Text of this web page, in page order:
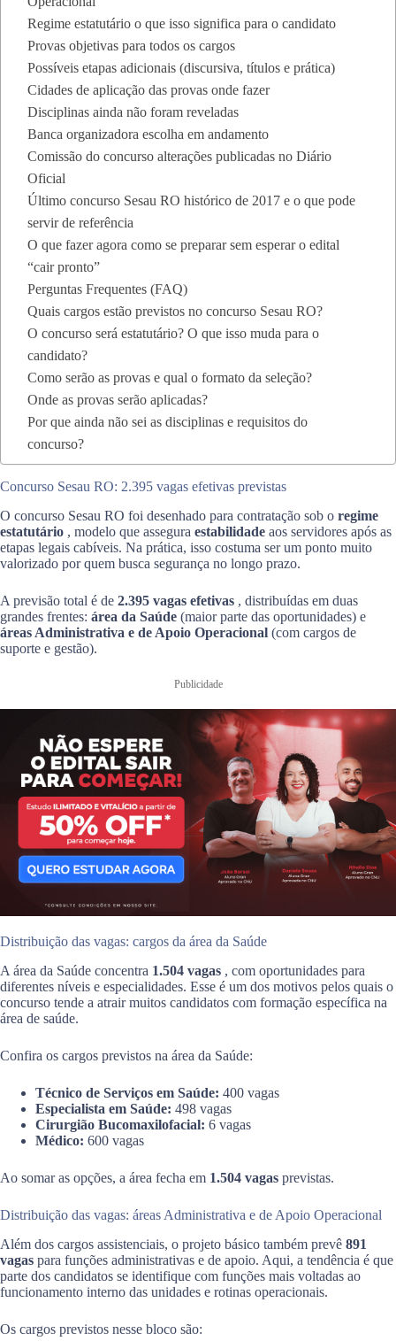
Regime estatutário o que isso significa para o candidato
Provas objetivas para todos os cargos
Possíveis etapas adicionais (discursiva, títulos e prática)
Cidades de aplicação das provas onde fazer
Disciplinas ainda não foram reveladas
Banca organizadora escolha em andamento
Comissão do concurso alterações publicadas no Diário
Oficial
Último concurso Sesau RO histórico de 2017 e o que pode
servir de referência
O que fazer agora como se preparar sem esperar o edital
“cair pronto”
Perguntas Frequentes (FAQ)
Quais cargos estão previstos no concurso Sesau RO?
O concurso será estatutário? O que isso muda para o
candidato?
Como serão as provas e qual o formato da seleção?
Onde as provas serão aplicadas?
Por que ainda não sei as disciplinas e requisitos do
concurso?
Concurso Sesau RO: 2.395 vagas efetivas previstas
O concurso Sesau RO foi desenhado para contratação sob o regime
estatutário , modelo que assegura estabilidade aos servidores após as
etapas legais cabíveis. Na prática, isso costuma ser um ponto muito
valorizado por quem busca segurança no longo prazo.
A previsão total é de 2.395 vagas efetivas , distribuídas em duas
grandes frentes: área da Saúde (maior parte das oportunidades) e
áreas Administrativa e de Apoio Operacional (com cargos de
suporte e gestão).
Publicidade
Distribuição das vagas: cargos da área da Saúde
A área da Saúde concentra 1.504 vagas , com oportunidades para
diferentes níveis e especialidades. Esse é um dos motivos pelos quais o
concurso tende a atrair muitos candidatos com formação específica na
área de saúde.
Confira os cargos previstos na área da Saúde:
Técnico de Serviços em Saúde: 400 vagas
Especialista em Saúde: 498 vagas
Cirurgião Bucomaxilofacial: 6 vagas
Médico: 600 vagas
Ao somar as opções, a área fecha em 1.504 vagas previstas.
Distribuição das vagas: áreas Administrativa e de Apoio Operacional
Além dos cargos assistenciais, o projeto básico também prevê 891
vagas para funções administrativas e de apoio. Aqui, a tendência é que
parte dos candidatos se identifique com funções mais voltadas ao
funcionamento interno das unidades e rotinas operacionais.
Os cargos previstos nesse bloco são: